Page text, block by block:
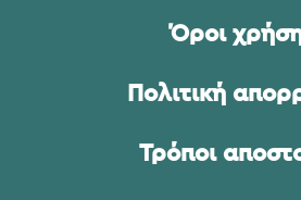
Όροι
Πολιτική
Τρόποι